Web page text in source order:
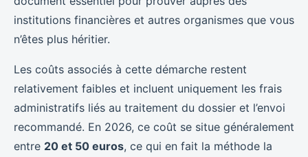
institutions financières et autres organismes que vous
n’êtes plus héritier.
Les coûts associés à cette démarche restent
relativement faibles et incluent uniquement les frais
administratifs liés au traitement du dossier et l’envoi
recommandé. En 2026, ce coût se situe généralement
entre 20 et 50 euros, ce qui en fait la méthode la